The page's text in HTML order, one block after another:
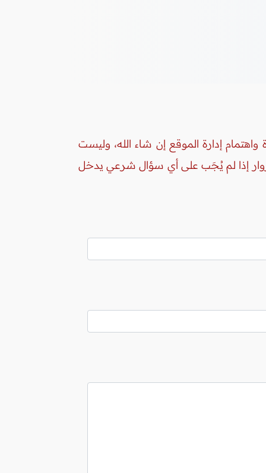
إدارة الموقع إن شاء الله، وليست
إذا لم يُجَب على أي سؤال شرعي يدخل